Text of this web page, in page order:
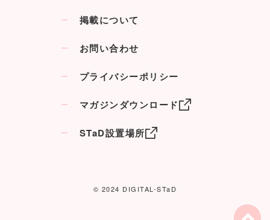
掲載について
お問い合わせ
プライバシーポリシー
マガジンダウンロード
STaD設置場所
© 2024 DIGITAL-STaD